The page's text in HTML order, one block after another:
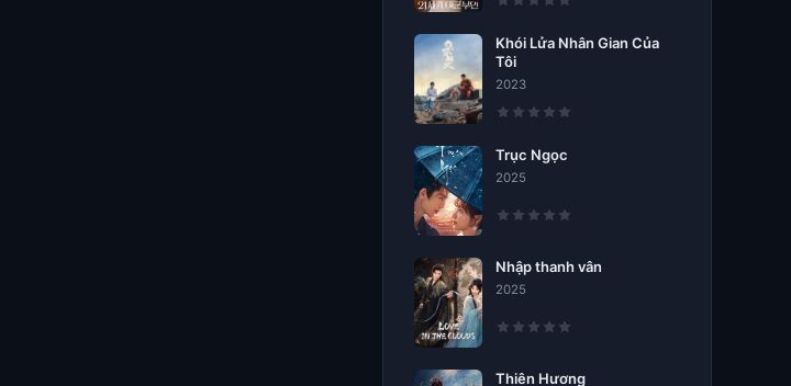
Khói Lửa Nhân Gian Của
Tôi
2023
Trục Ngọc
2025
Nhập thanh vân
2025
Thiên Hương